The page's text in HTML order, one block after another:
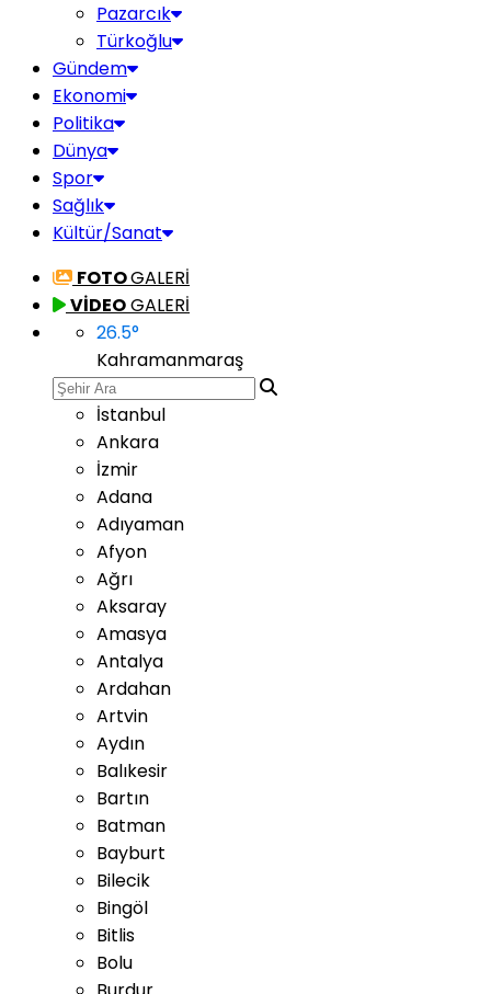
Pazarcık
Türkoğlu
Gündem
Ekonomi
Politika
Dünya
Spor
Sağlık
Kültür/Sanat
FOTOGALERİ
VİDEOGALERİ
26.5°
Kahramanmaraş
İstanbul
Ankara
İzmir
Adana
Adıyaman
Afyon
Ağrı
Aksaray
Amasya
Antalya
Ardahan
Artvin
Aydın
Balıkesir
Bartın
Batman
Bayburt
Bilecik
Bingöl
Bitlis
Bolu